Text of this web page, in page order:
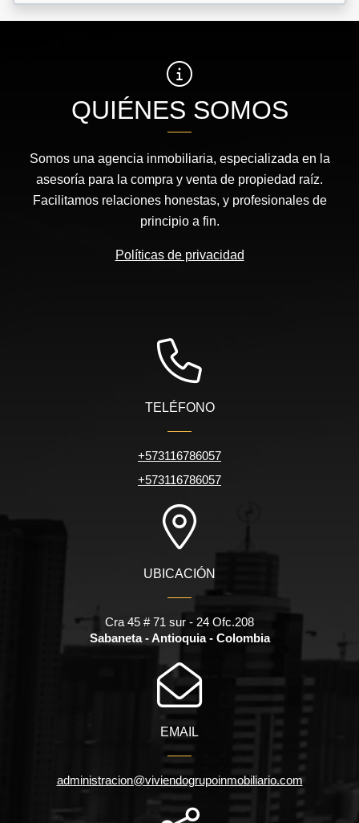
QUIÉNES SOMOS
Somos una agencia inmobiliaria, especializada en la
asesoría para la compra y venta de propiedad raíz.
Facilitamos relaciones honestas, y profesionales de
principio a fin.
Políticas de privacidad
TELÉFONO
+573116786057
+573116786057
UBICACIÓN
Cra 45 # 71 sur - 24 Ofc.208
Sabaneta - Antioquia - Colombia
EMAIL
administracion@viviendogrupoinmobiliario.com